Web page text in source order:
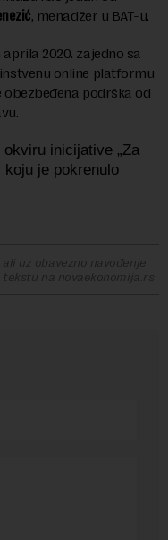
, menadžer u BAT-u.
2020. zajedno sa
online platformu
podrška od
inicijative „Za
koju je pokrenulo
uz obavezno navođenje
na novaekonomija.rs